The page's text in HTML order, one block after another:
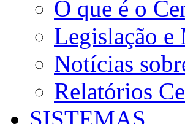
O que é o
Legislação e
Notícias
Relatórios